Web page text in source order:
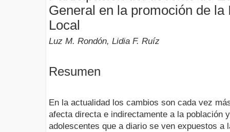
General en la promoción de la
Local
Luz M. Rondón, Lidia F. Ruíz
Resumen
En la actualidad los cambios son cada vez
afecta directa e indirectamente a la población
adolescentes que a diario se ven expuestos a